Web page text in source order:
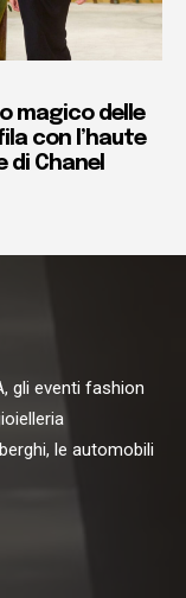
magico delle
con l’haute
di Chanel
gli eventi fashion
le automobili